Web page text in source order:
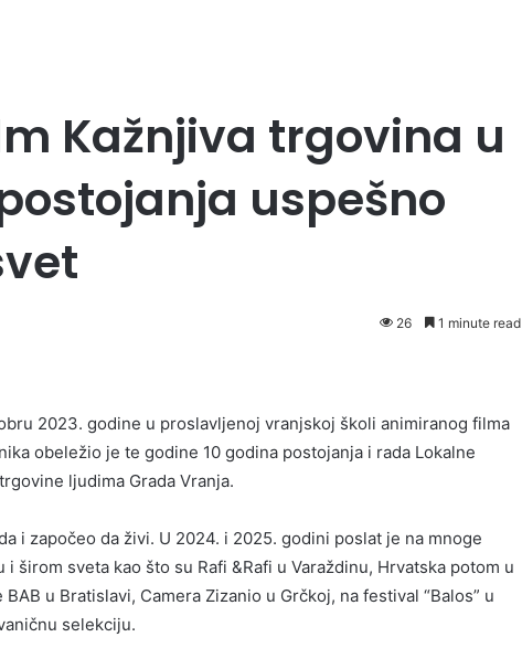
Kažnjiva trgovina u
uspešno
26 1 minute read
2023. godine u proslavljenoj vranjskoj školi animiranog filma
obeležio je te godine 10 godina postojanja i rada Lokalne
ljudima Grada Vranja.
i započeo da živi. U 2024. i 2025. godini poslat je na mnoge
širom sveta kao što su Rafi &Rafi u Varaždinu, Hrvatska potom u
u Bratislavi, Camera Zizanio u Grčkoj, na festival “Balos” u
selekciju.